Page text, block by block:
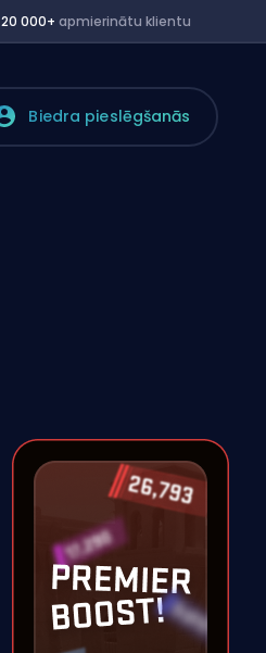
20 000+apmierinātu klientu
Biedra pieslēgšanās